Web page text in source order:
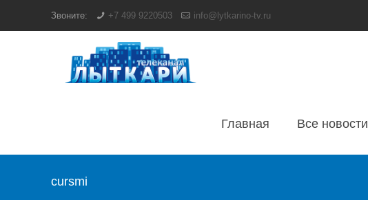
Звоните: +7 499 9220503 info@lytkarino-tv.ru
Главная Все новости
cursmi